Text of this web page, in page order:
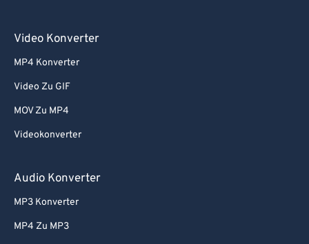
Video Konverter
MP4 Konverter
Video Zu GIF
MOV Zu MP4
Videokonverter
Audio Konverter
MP3 Konverter
MP4 Zu MP3